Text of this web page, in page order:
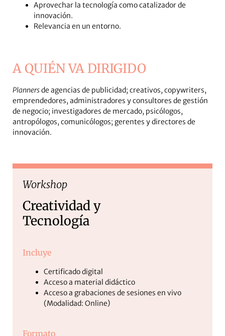
Aprovechar la tecnología como catalizador de
innovación.
Relevancia en un entorno.
A QUIÉN VA DIRIGIDO
Plannersde agencias de publicidad; creativos, copywriters,
emprendedores, administradores y consultores de gestión
de negocio; investigadores de mercado, psicólogos,
antropólogos, comunicólogos; gerentes y directores de
innovación.
Workshop
Creatividad y
Tecnología
Incluye
Certificado digital
Acceso a material didáctico
Acceso a grabaciones de sesiones en vivo
(Modalidad: Online)
Formato